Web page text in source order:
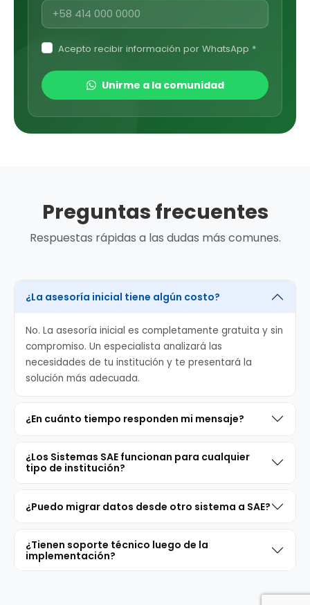
Acepto recibir información por WhatsApp *
Unirme a la comunidad
Preguntas frecuentes
Respuestas rápidas a las dudas más comunes.
¿La asesoría inicial tiene algún costo?
No. La asesoría inicial es completamente gratuita y sin
compromiso. Un especialista analizará las
necesidades de tu institución y te presentará la
solución más adecuada.
¿En cuánto tiempo responden mi mensaje?
¿Los Sistemas SAE funcionan para cualquier
tipo de institución?
¿Puedo migrar datos desde otro sistema a SAE?
¿Tienen soporte técnico luego de la
implementación?